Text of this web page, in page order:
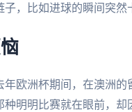
，比如进球的瞬间突然
欧洲杯期间，在澳洲
明明比赛就在眼前，却